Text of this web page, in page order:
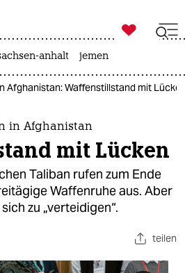
zahl ich
ich

taz zahl ich
anhalt jemen
Afghanistan: Waffenstillstand mit
in Afghanistan
mit Lücken
Taliban rufen zum Ende
Waffenruhe aus. Aber
zu „verteidigen“.
teilen